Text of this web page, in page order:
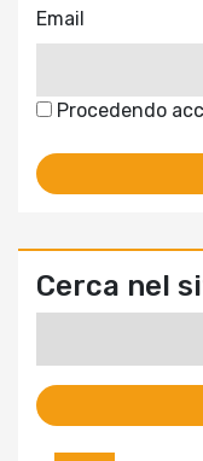
Email
Procedendo
Cerca nel